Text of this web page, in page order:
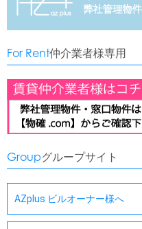
For Rent仲介業者様専用
Groupグループサイト
AZplus ビルオーナー様へ